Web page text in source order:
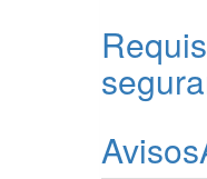
Avisos